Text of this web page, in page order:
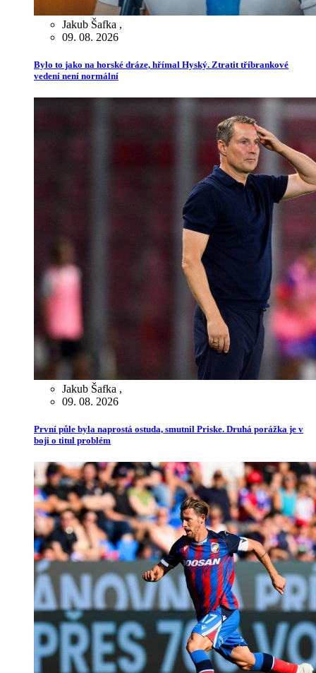
Jakub Šafka ,
09. 08. 2026
Bylo to jako na horské dráze, hřímal Hyský. Ztratit tříbrankové
vedení není normální
Jakub Šafka ,
09. 08. 2026
První půle byla naprostá ostuda, smutnil Priske. Druhá porážka je v
boji o titul problém